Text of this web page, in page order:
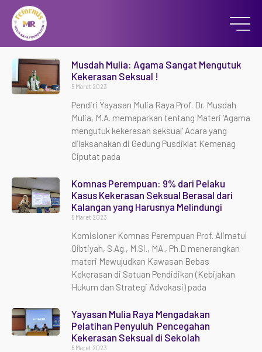
Musdah Mulia: Agama Sangat Mengutuk
Kekerasan Seksual !
5 Maret 2023
Pendiri Yayasan Mulia Raya Prof. Dr. Musdah
Mulia, M.A. memaparkan tentang Materi ‘Agama
mengutuk kekerasan seksual’ Acara yang
dilaksanakan di Gedung Pusdiklat Kemenag
Ciputat pada
Komnas Perempuan: 9% dari Pelaku
Kasus Kekerasan Seksual Berasal dari
Kalangan yang Harusnya Melindungi
5 Maret 2023
Komisioner Komnas Perempuan Prof. Alimatul
Qibtiyah, S.Ag., M.Si., MA., Ph.D menerangkan
materi Mewujudkan Kawasan Bebas
Kekerasan di Satuan Pendidikan (Kebijakan
Hukum dan Strategi Advokasi) pada
Yayasan Mulia Raya Mengadakan
Pelatihan Penyuluh Pencegahan
Kekerasan Seksual di Sekolah
5 Maret 2023